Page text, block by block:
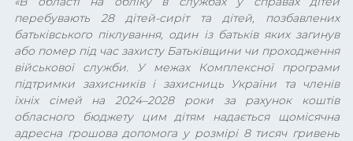
перебувають 28 дітей-сиріт та дітей, позбавлених
батьківського піклування, один із батьків яких загинув
або помер під час захисту Батьківщини чи проходження
військової служби. У межах Комплексної програми
підтримки захисників і захисниць України та членів
їхніх сімей на 2024–2028 роки за рахунок коштів
обласного бюджету цим дітям надається щомісячна
адресна грошова допомога у розмірі 8 тисяч гривень